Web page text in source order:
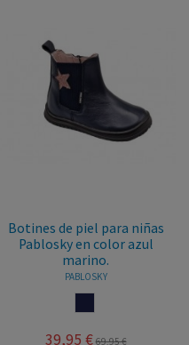
Botines de piel para niñas
Pablosky en color azul
marino.
PABLOSKY
39,95 € 69,95 €